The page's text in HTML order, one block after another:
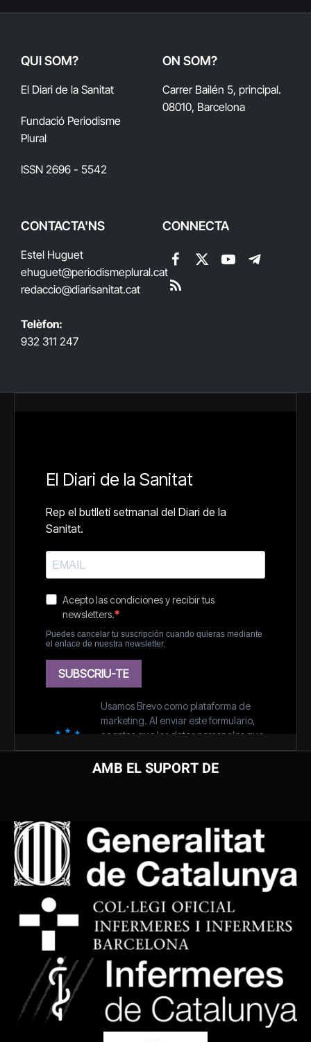
QUI SOM?
El Diari de la Sanitat
Fundació Periodisme
Plural
ISSN 2696 - 5542
ON SOM?
Carrer Bailén 5, principal.
08010, Barcelona
CONTACTA'NS
Estel Huguet
ehuguet@periodismeplural.cat
redaccio@diarisanitat.cat
Telèfon:
932 311 247
CONNECTA
Facebook
X
YouTubeTelegram
RSS
AMB EL SUPORT DE